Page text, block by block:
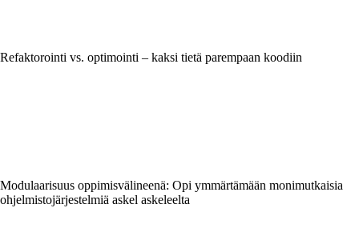
Refaktorointi vs. optimointi – kaksi tietä parempaan koodiin
Modulaarisuus oppimisvälineenä: Opi ymmärtämään monimutkaisia
ohjelmistojärjestelmiä askel askeleelta